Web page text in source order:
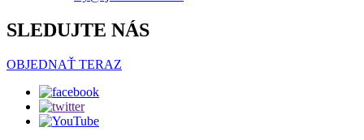
SLEDUJTE NÁS
OBJEDNAŤ TERAZ